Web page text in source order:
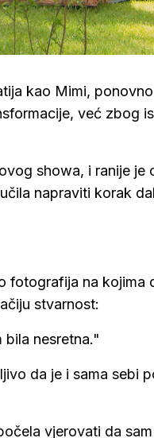
kao Mimi,
već zbog
showa, i ranije je
napraviti korak
fotografija na kojima
stvarnost:
nesretna."
da je i sama sebi
vjerovati da